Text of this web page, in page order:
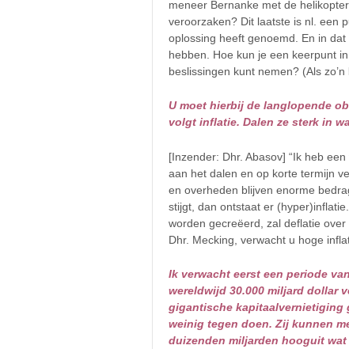
meneer Bernanke met de
veroorzaken? Dit laatste is nl. een
oplossing heeft genoemd. En in
hebben. Hoe kun je een keerpunt
beslissingen kunt nemen? (Als
U moet hierbij de langlopende
volgt inflatie. Dalen ze sterk in
[Inzender: Dhr. Abasov] “Ik heb
aan het dalen en op korte termijn
en overheden blijven enorme
stijgt, dan ontstaat er
worden gecreëerd, zal deflatie
Dhr. Mecking, verwacht u hoge
Ik verwacht eerst een periode
wereldwijd 30.000 miljard dollar
gigantische kapitaalvernietiging
weinig tegen doen. Zij kunnen
duizenden miljarden hooguit